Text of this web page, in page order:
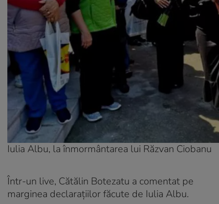
Iulia Albu, la înmormântarea lui Răzvan Ciobanu
Într-un live, Cătălin Botezatu a comentat pe
marginea declarațiilor făcute de Iulia Albu.